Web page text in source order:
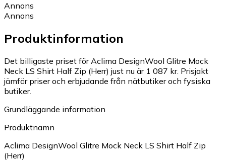
Annons
Annons
Produktinformation
Det billigaste priset för Aclima DesignWool Glitre Mock
Neck LS Shirt Half Zip (Herr) just nu är 1 087 kr. Prisjakt
jämför priser och erbjudande från nätbutiker och fysiska
butiker.
Grundläggande information
Produktnamn
Aclima DesignWool Glitre Mock Neck LS Shirt Half Zip
(Herr)